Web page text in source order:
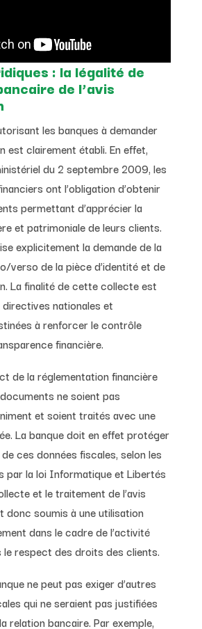
: la légalité de
de l’avis
les banques à demander
est clairement établi. En effet,
du 2 septembre 2009, les
ont l’obligation d’obtenir
permettant d’apprécier la
et patrimoniale de leurs clients.
explicitement la demande de la
verso de la pièce d’identité et de
La finalité de cette collecte est
nationales et
à renforcer le contrôle
financière.
de la réglementation financière
ne soient pas
et soient traités avec une
La banque doit en effet protéger
ces données fiscales, selon les
par la loi Informatique et Libertés
et le traitement de l’avis
donc soumis à une utilisation
dans le cadre de l’activité
le respect des droits des clients.
ne peut pas exiger d’autres
qui ne seraient pas justifiées
relation bancaire. Par exemple,